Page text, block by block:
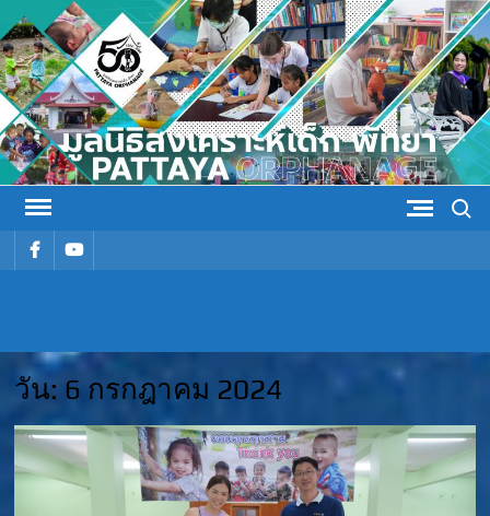
Skip
to
content
รายการรายการ
สงเคราะห์
เด็ก พัทยา
วัน: 6 กรกฎาคม 2024